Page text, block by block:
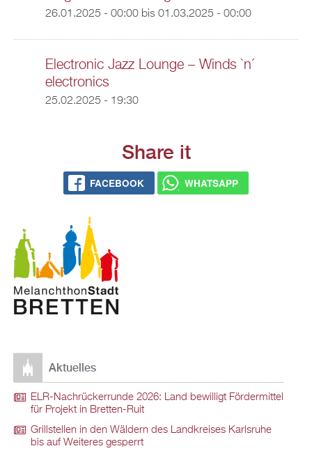
26.01.2025 - 00:00bis 01.03.2025 - 00:00
Electronic Jazz Lounge – Winds `n´
electronics
25.02.2025 - 19:30
Share it
FACEBOOK WHATSAPP
Aktuelles
ELR-Nachrückerrunde 2026: Land bewilligt Fördermittel
für Projekt in Bretten-Ruit
Grillstellen in den Wäldern des Landkreises Karlsruhe
bis auf Weiteres gesperrt